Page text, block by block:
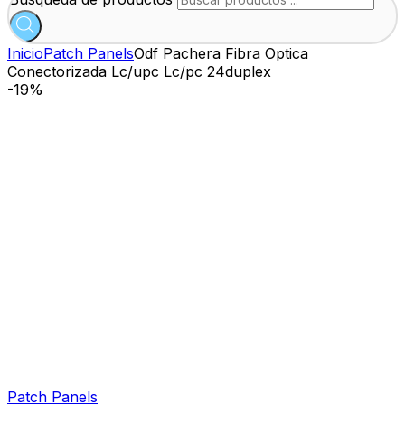
InicioPatch PanelsOdf Pachera Fibra Optica
Conectorizada Lc/upc Lc/pc 24duplex
-19%
Patch Panels